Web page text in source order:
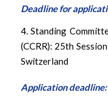
Deadline for
4. Standing
(CCRR): 25th
Switzerland
Application deadline: